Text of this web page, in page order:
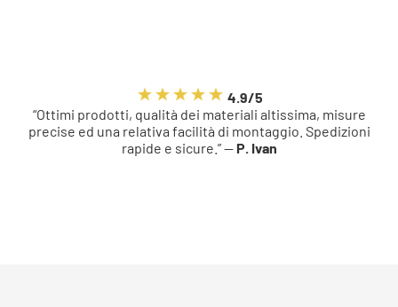
4.9/5
“Ottimi prodotti, qualità dei materiali altissima, misure
precise ed una relativa facilità di montaggio. Spedizioni
rapide e sicure.” — P. Ivan